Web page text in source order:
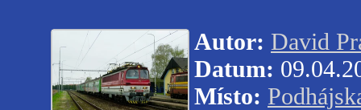
Autor: David
Datum:
Místo: